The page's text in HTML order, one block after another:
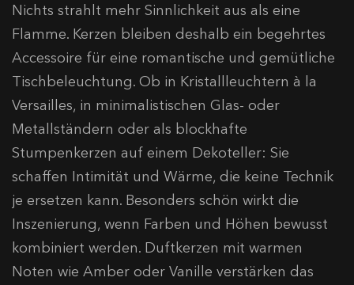
Nichts strahlt mehr Sinnlichkeit aus als eine
Flamme. Kerzen bleiben deshalb ein begehrtes
Accessoire für eine romantische und gemütliche
Tischbeleuchtung. Ob in Kristallleuchtern à la
Versailles, in minimalistischen Glas- oder
Metallständern oder als blockhafte
Stumpenkerzen auf einem Dekoteller: Sie
schaffen Intimität und Wärme, die keine Technik
je ersetzen kann. Besonders schön wirkt die
Inszenierung, wenn Farben und Höhen bewusst
kombiniert werden. Duftkerzen mit warmen
Noten wie Amber oder Vanille verstärken das